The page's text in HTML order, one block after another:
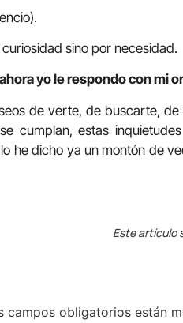
sino por necesidad.
yo le respondo con mi
de verte, de buscarte,
cumplan, estas
he dicho ya un montón de
Este artículo
campos obligatorios están